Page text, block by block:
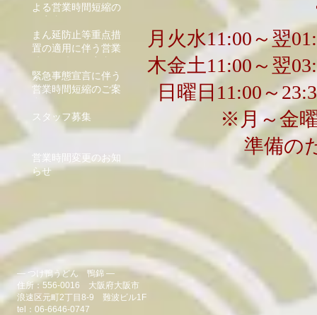
よる営業時間短縮の
まん延防止等重点措
置の適用に伴う営業
緊急事態宣言に伴う
営業時間短縮のご案
スタッフ募集
営業時間変更のお知
らせ
月火水11:00～翌
木金土11:00～翌
日曜日11:00～
※月～金
準備の
― つけ鴨うどん 鴨錦 ―
住所：556-0016 大阪府大阪市
浪速区元町2丁目8-9 難波ビル1F
tel：06-6646-0747